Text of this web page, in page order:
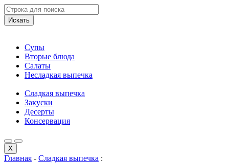
Искать
Супы
Вторые блюда
Салаты
Несладкая выпечка
Сладкая выпечка
Закуски
Десерты
Консервация
X
Главная - Сладкая выпечка :